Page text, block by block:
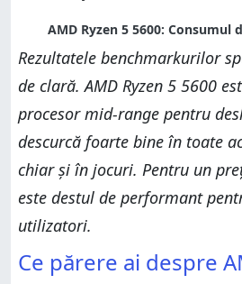
Rezultatele benchmarkurilor
de clară. AMD Ryzen 5 5600
procesor mid-range pentru
descurcă foarte bine în toate
chiar și în jocuri. Pentru un
este destul de performant
utilizatori.
Ce părere ai despre